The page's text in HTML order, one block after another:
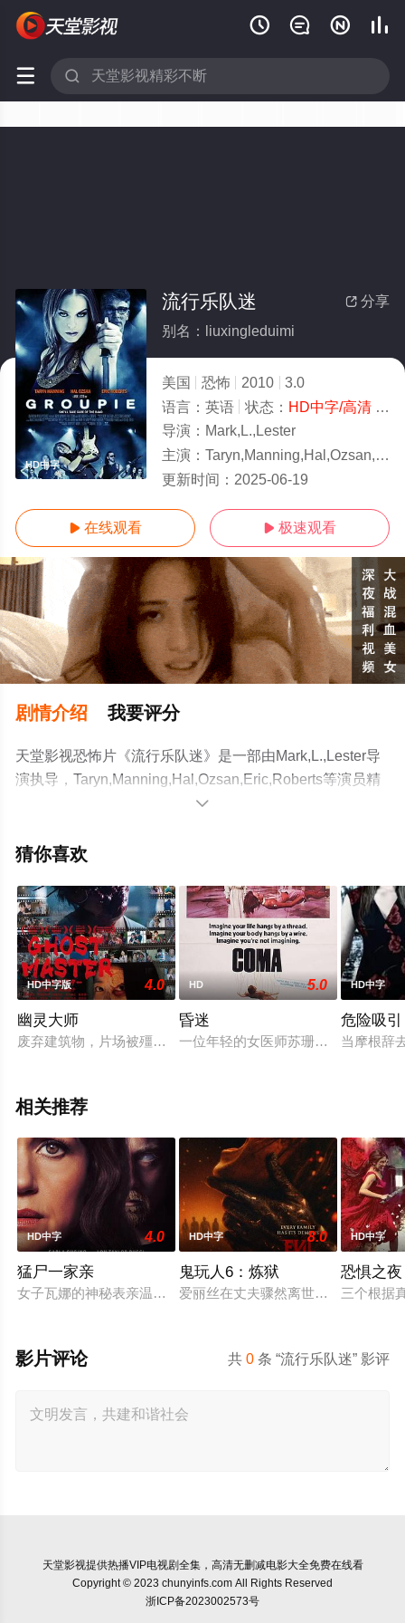
   
 
HD中字
 分享
流行乐队迷
别名：liuxingleduimi
美国 恐怖 2010
3.0
语言： 英语 状态： HD中字/高清- 免费在线观看
导演： Mark,L.,Lester
主演： Taryn,Manning,Hal,Ozsan,Eric,Roberts
更新时间： 2025-06-19
 在线观看  极速观看
剧情介绍 我要评分
天堂影视恐怖片《流行乐队迷》是一部由Mark,L.,Lester导
演执导，Taryn,Manning,Hal,Ozsan,Eric,Roberts等演员精
彩演绎的美国电影，手机免费观看高清未删减完整版电影
电视猫或剧情网等平台了解。

猜你喜欢
HD中字版 4.0
幽灵大师
废弃建筑物，片场被殭尸袭击，工作人员全力反击…神似《一
HD 5.0
昏迷
一位年轻的女医师苏珊菲勒，其好朋
HD中字
危险吸引
当摩根辞
相关推荐
HD中字 4.0
猛尸一家亲
女子瓦娜的神秘表亲温思罗普突然仓皇登门，身后还跟着一个
HD中字 8.0
鬼玩人6：炼狱
爱丽丝在丈夫骤然离世后深陷悲痛，
HD中字
恐惧之
三个根据
共0 条 “流行乐队迷” 影评
影片评论
天堂影视提供热播VIP电视剧全集，高清无删减电影大全免费在线看
Copyright © 2023 chunyinfs.com All Rights Reserved
浙ICP备2023002573号